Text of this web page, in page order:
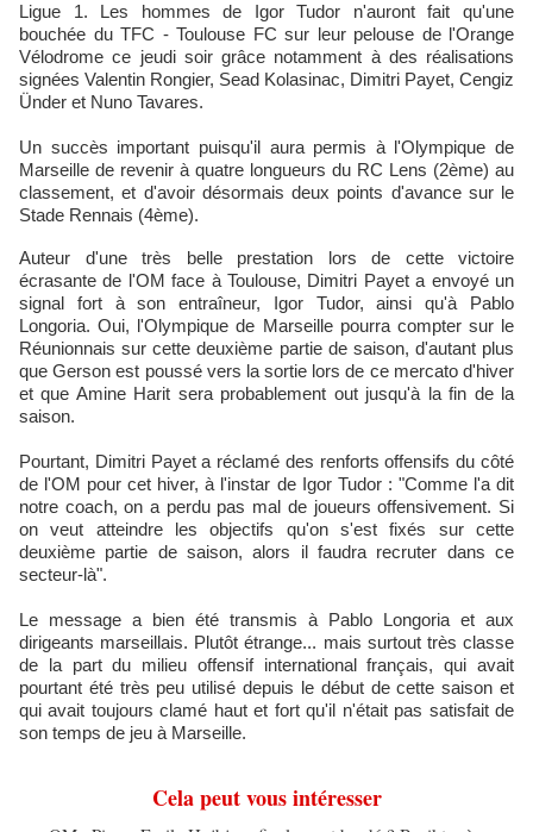
Ligue 1. Les hommes de Igor Tudor n'auront fait qu'une
bouchée du TFC - Toulouse FC sur leur pelouse de l'Orange
Vélodrome ce jeudi soir grâce notamment à des réalisations
signées Valentin Rongier, Sead Kolasinac, Dimitri Payet, Cengiz
Ünder et Nuno Tavares.
Un succès important puisqu'il aura permis à l'Olympique de
Marseille de revenir à quatre longueurs du RC Lens (2ème) au
classement, et d'avoir désormais deux points d'avance sur le
Stade Rennais (4ème).
Auteur d'une très belle prestation lors de cette victoire
écrasante de l'OM face à Toulouse, Dimitri Payet a envoyé un
signal fort à son entraîneur, Igor Tudor, ainsi qu'à Pablo
Longoria. Oui, l'Olympique de Marseille pourra compter sur le
Réunionnais sur cette deuxième partie de saison, d'autant plus
que Gerson est poussé vers la sortie lors de ce mercato d'hiver
et que Amine Harit sera probablement out jusqu'à la fin de la
saison.
Pourtant, Dimitri Payet a réclamé des renforts offensifs du côté
de l'OM pour cet hiver, à l'instar de Igor Tudor : "Comme l'a dit
notre coach, on a perdu pas mal de joueurs offensivement. Si
on veut atteindre les objectifs qu'on s'est fixés sur cette
deuxième partie de saison, alors il faudra recruter dans ce
secteur-là".
Le message a bien été transmis à Pablo Longoria et aux
dirigeants marseillais. Plutôt étrange... mais surtout très classe
de la part du milieu offensif international français, qui avait
pourtant été très peu utilisé depuis le début de cette saison et
qui avait toujours clamé haut et fort qu'il n'était pas satisfait de
son temps de jeu à Marseille.
Cela peut vous intéresser